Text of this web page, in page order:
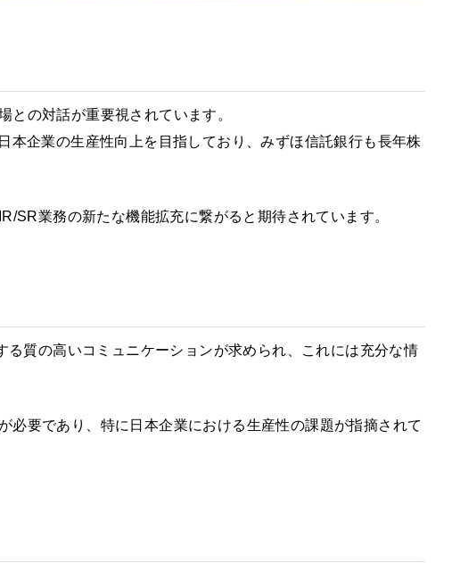
との対話が重要視されています。
本企業の生産性向上を目指しており、みずほ信託銀行も長年株
SR業務の新たな機能拡充に繋がると期待されています。
る質の高いコミュニケーションが求められ、これには充分な情
必要であり、特に日本企業における生産性の課題が指摘されて